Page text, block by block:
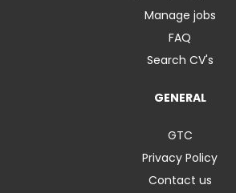
Manage jobs
FAQ
Search CV's
GENERAL
GTC
Privacy Policy
Contact us